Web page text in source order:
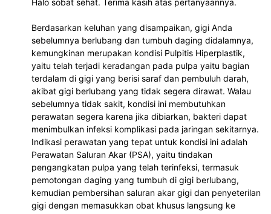
Halo sobat sehat. Terima kasih atas pertanyaannya.
Berdasarkan keluhan yang disampaikan, gigi Anda
sebelumnya berlubang dan tumbuh daging didalamnya,
kemungkinan merupakan kondisi Pulpitis Hiperplastik,
yaitu telah terjadi keradangan pada pulpa yaitu bagian
terdalam di gigi yang berisi saraf dan pembuluh darah,
akibat gigi berlubang yang tidak segera dirawat. Walau
sebelumnya tidak sakit, kondisi ini membutuhkan
perawatan segera karena jika dibiarkan, bakteri dapat
menimbulkan infeksi komplikasi pada jaringan sekitarnya.
Indikasi perawatan yang tepat untuk kondisi ini adalah
Perawatan Saluran Akar (PSA), yaitu tindakan
pengangkatan pulpa yang telah terinfeksi, termasuk
pemotongan daging yang tumbuh di gigi berlubang,
kemudian pembersihan saluran akar gigi dan penyeterilan
gigi dengan memasukkan obat khusus langsung ke